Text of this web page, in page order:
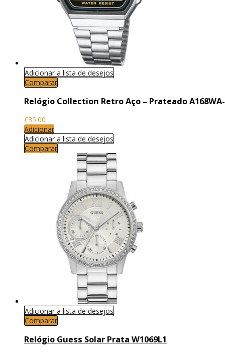
Adicionar a lista de desejos
Comparar
Relógio Collection Retro Aço – Prateado A168WA-
€35.00
Adicionar
Adicionar a lista de desejos
Comparar
Adicionar a lista de desejos
Comparar
Relógio Guess Solar Prata W1069L1